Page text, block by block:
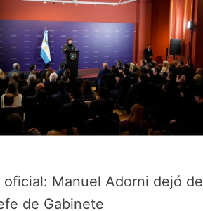
oficial: Manuel Adorni dejó de
de Gabinete